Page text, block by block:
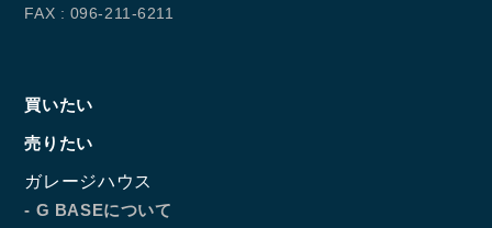
FAX : 096-211-6211
買いたい
売りたい
ガレージハウス
- G BASEについて